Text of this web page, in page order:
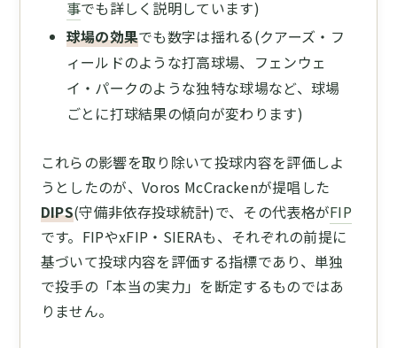
事でも詳しく説明しています)
球場の効果でも数字は揺れる(クアーズ・フ
ィールドのような打高球場、フェンウェ
イ・パークのような独特な球場など、球場
ごとに打球結果の傾向が変わります)
これらの影響を取り除いて投球内容を評価しよ
うとしたのが、Voros McCrackenが提唱した
DIPS(守備非依存投球統計)で、その代表格がFIP
です。FIPやxFIP・SIERAも、それぞれの前提に
基づいて投球内容を評価する指標であり、単独
で投手の「本当の実力」を断定するものではあ
りません。